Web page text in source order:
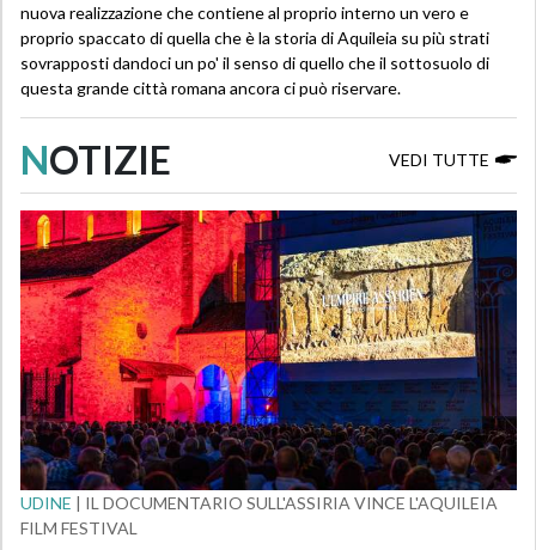
nuova realizzazione che contiene al proprio interno un vero e
proprio spaccato di quella che è la storia di Aquileia su più strati
sovrapposti dandoci un po' il senso di quello che il sottosuolo di
questa grande città romana ancora ci può riservare.
NOTIZIE VEDI TUTTE
UDINE | IL DOCUMENTARIO SULL'ASSIRIA VINCE L'AQUILEIA
FILM FESTIVAL